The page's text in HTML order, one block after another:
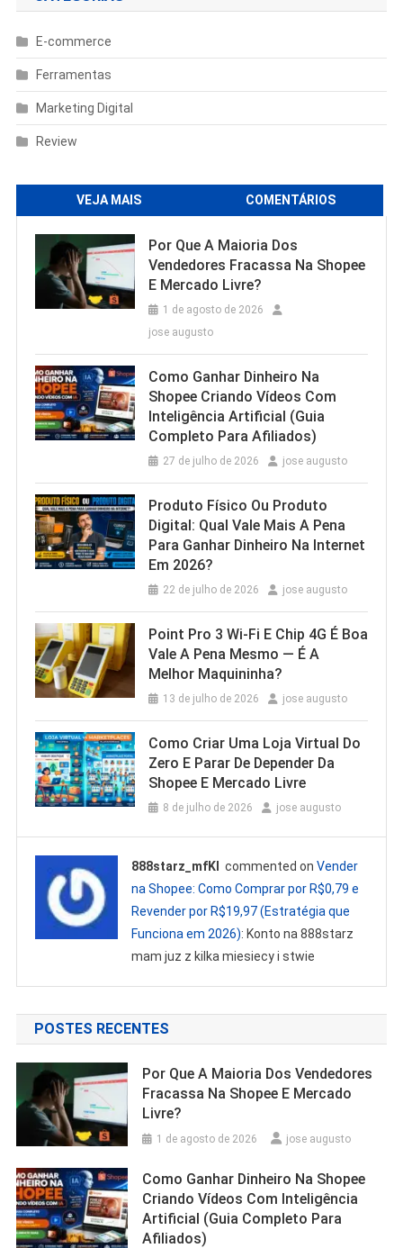
E-commerce
Ferramentas
Marketing Digital
Review
VEJA MAIS COMENTÁRIOS
Por Que A Maioria Dos
Vendedores Fracassa Na Shopee
E Mercado Livre?
1 de agosto de 2026
jose augusto
Como Ganhar Dinheiro Na
Shopee Criando Vídeos Com
Inteligência Artificial (Guia
Completo Para Afiliados)
27 de julho de 2026 jose augusto
Produto Físico Ou Produto
Digital: Qual Vale Mais A Pena
Para Ganhar Dinheiro Na Internet
Em 2026?
22 de julho de 2026 jose augusto
Point Pro 3 Wi‑Fi E Chip 4G É Boa
Vale A Pena Mesmo — É A
Melhor Maquininha?
13 de julho de 2026 jose augusto
Como Criar Uma Loja Virtual Do
Zero E Parar De Depender Da
Shopee E Mercado Livre
8 de julho de 2026 jose augusto
888starz_mfKl commented onVender
na Shopee: Como Comprar por R$0,79 e
Revender por R$19,97 (Estratégia que
Funciona em 2026): Konto na 888starz
mam juz z kilka miesiecy i stwie
POSTES RECENTES
Por Que A Maioria Dos Vendedores
Fracassa Na Shopee E Mercado
Livre?
1 de agosto de 2026 jose augusto
Como Ganhar Dinheiro Na Shopee
Criando Vídeos Com Inteligência
Artificial (Guia Completo Para
Afiliados)